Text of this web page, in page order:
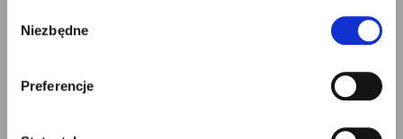
zgody
Niezbędne
Preferencje
Osoby pracujące w systemie
zmianowym lub wykonujące